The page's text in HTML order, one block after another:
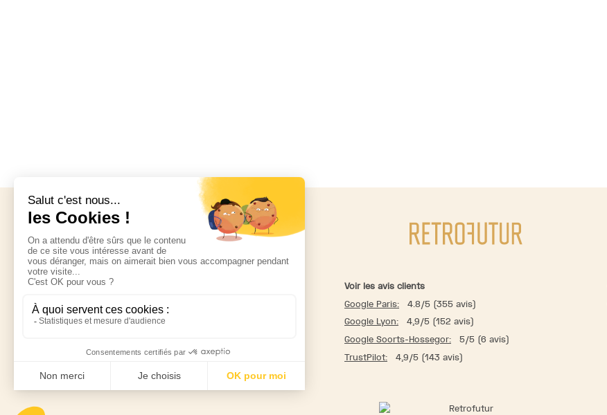
Parce que tester les produits est important voire
produit qui vous intéresse en magasin.
Voir les avis clients
Google Paris:
4.8/5 (355 avis)
Google Lyon:
4,9/5 (152 avis)
Google Soorts-Hossegor:
5/5 (6 avis)
TrustPilot:
4,9/5 (143 avis)